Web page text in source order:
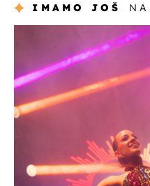
IMAMO JOŠ